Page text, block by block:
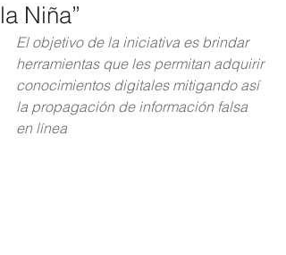
la Niña”
El objetivo de la iniciativa es brindar
herramientas que les permitan adquirir
conocimientos digitales mitigando así
la propagación de información falsa
en línea